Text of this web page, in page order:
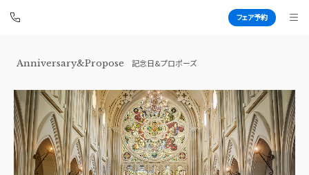
フェア予約
TOP
トップ
BRIDAL FAIR
ブライダルフェア
Anniversary&Propose 記念日&プロポーズ